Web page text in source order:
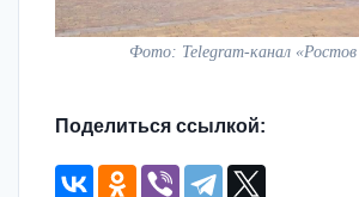
Фото: Telegram-канал
Поделиться ссылкой: